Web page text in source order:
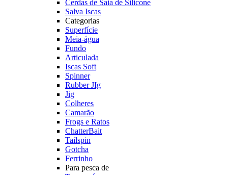
Cerdas de Saia de Silicone
Salva Iscas
Categorias
Superfície
Meia-água
Fundo
Articulada
Iscas Soft
Spinner
Rubber JIg
Jig
Colheres
Camarão
Frogs e Ratos
ChatterBait
Tailspin
Gotcha
Ferrinho
Para pesca de